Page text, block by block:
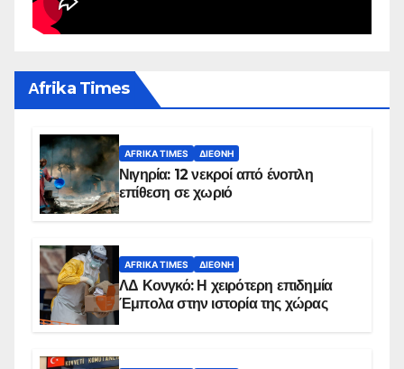
Αfrika Times
AFRIKA TIMES ΔΙΕΘΝΉ
Νιγηρία: 12 νεκροί από ένοπλη
επίθεση σε χωριό
AFRIKA TIMES ΔΙΕΘΝΉ
ΛΔ Κονγκό: Η χειρότερη επιδημία
Έμπολα στην ιστορία της χώρας